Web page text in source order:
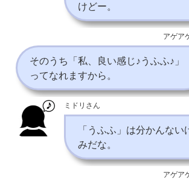
けどー。
アゲア
そのうち「私、良い感じ♪うふふ♪」
ってなれますから。
ミドリさん
「うふふ」は分かんない
みだな。
アゲア